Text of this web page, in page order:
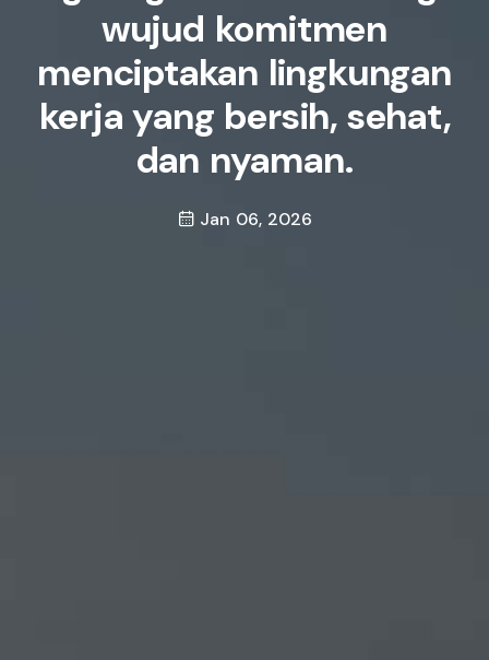
wujud komitmen
menciptakan lingkungan
kerja yang bersih, sehat,
dan nyaman.
Jan 06, 2026